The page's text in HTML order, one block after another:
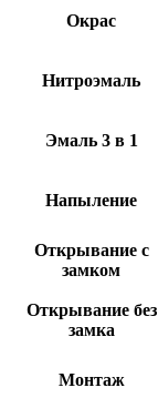
Окрас
Нитроэмаль
Эмаль 3 в 1
Напыление
Открывание с
замком
Открывание без
замка
Монтаж